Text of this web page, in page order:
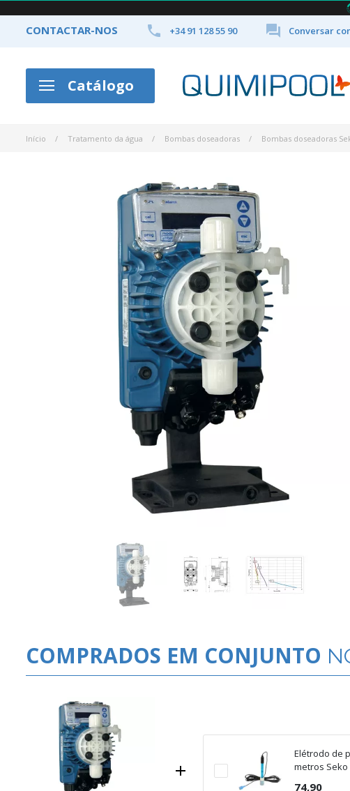
CONTACTAR-NOS  +34 91 128 55 90  Conversar
Catálogo
Início Tratamento da água Bombas doseadoras Bombas doseadoras
COMPRADOS EM CONJUNTO

Elétrodo de
metros Seko
74,90